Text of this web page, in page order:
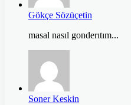
Gökçe Sözüçetin
masal nasıl gonderıtım...
Soner Keskin